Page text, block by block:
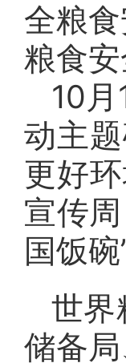
全粮
粮食
10
动主
更好
宣传
国饭碗
世界
储备